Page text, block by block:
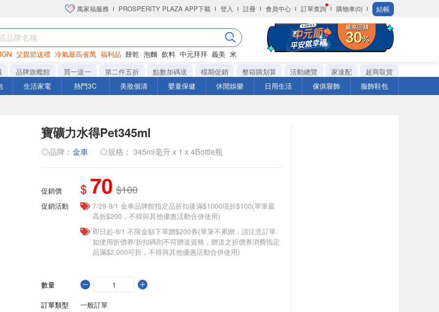
萬家福服務 PROSPERITY PLAZA APP下載 登入 註冊 會員中心 訂單查詢 購物車(0) 結帳
父親節送禮 冷氣最高省萬 福利品 餅乾 泡麵 飲料 中元拜拜 義美 米
衛生紙
品牌旗艦館 買一送一 第二件五折 點數加碼送 檔期促銷 整箱購划算 活動總覽 家速配
超商取貨
生活家電 熱門3C 美妝個清 嬰童保健 休閒娛樂 日用生活 傢俱寢飾 服飾鞋包
寶礦力水得Pet345ml
◎品牌： 金車 ◎規格： 345ml毫升 x 1 x 4Bottle瓶
促銷價 $ 70 $100
促銷活動
7/29-9/1 金車品牌館指定品折扣後滿$1000現折$100(單筆最
高折$200，不得與其他優惠活動合併使用)
即日起-9/1 不限金額下單贈$200券(單筆不累贈，請注意訂單
如使用折價券/折扣碼則不符贈送資格，贈送之折價券消費指定
品滿$2,000可折，不得與其他優惠活動合併使用)
數量
訂單類型
一般訂單